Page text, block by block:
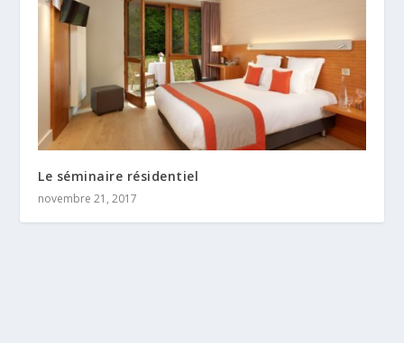
Le séminaire résidentiel
novembre 21, 2017